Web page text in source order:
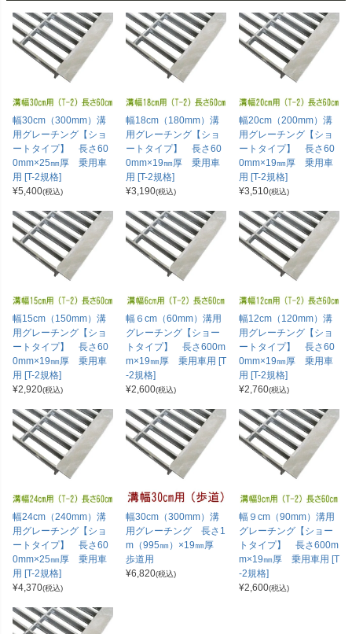
幅30cm（300mm）溝
用グレーチング【ショ
ートタイプ】 長さ60
0mm×25㎜厚 乗用車
用 [T-2規格]
¥5,400(税込)
幅18cm（180mm）溝
用グレーチング【ショ
ートタイプ】 長さ60
0mm×19㎜厚 乗用車
用 [T-2規格]
¥3,190(税込)
幅20cm（200mm）溝
用グレーチング【ショ
ートタイプ】 長さ60
0mm×19㎜厚 乗用車
用 [T-2規格]
¥3,510(税込)
幅15cm（150mm）溝
用グレーチング【ショ
ートタイプ】 長さ60
0mm×19㎜厚 乗用車
用 [T-2規格]
¥2,920(税込)
幅６cm（60mm）溝用
グレーチング【ショー
トタイプ】 長さ600m
m×19㎜厚 乗用車用 [T
-2規格]
¥2,600(税込)
幅12cm（120mm）溝
用グレーチング【ショ
ートタイプ】 長さ60
0mm×19㎜厚 乗用車
用 [T-2規格]
¥2,760(税込)
幅24cm（240mm）溝
用グレーチング【ショ
ートタイプ】 長さ60
0mm×25㎜厚 乗用車
用 [T-2規格]
¥4,370(税込)
幅30cm（300mm）溝
用グレーチング 長さ1
m（995㎜）×19㎜厚
歩道用
¥6,820(税込)
幅９cm（90mm）溝用
グレーチング【ショー
トタイプ】 長さ600m
m×19㎜厚 乗用車用 [T
-2規格]
¥2,600(税込)